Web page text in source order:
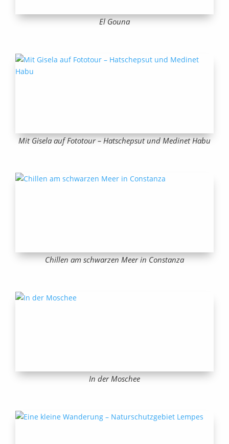
El Gouna
Mit Gisela auf Fototour – Hatschepsut und Medinet Habu
Chillen am schwarzen Meer in Constanza
In der Moschee